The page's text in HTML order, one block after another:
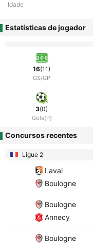
Idade
Estatísticas de jogador
16(11)
GS/GP
3(0)
Gols(P)
Concursos recentes
Ligue 2
Laval
Boulogne
Boulogne
Annecy
Boulogne